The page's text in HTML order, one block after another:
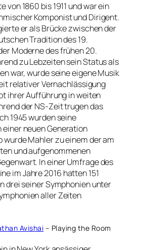
von 1860 bis 1911 und war ein
Komponist und Dirigent.
er als Brücke zwischen der
Tradition des 19.
Moderne des frühen 20.
zu Lebzeiten sein Status als
war, wurde seine eigene Musik
relativer Vernachlässigung
ihrer Aufführung in weiten
der NS-Zeit trugen das
1945 wurden seine
einer neuen Generation
Mahler zu einem der am
und aufgenommenen
In einer Umfrage des
im Jahre 2016 hatten 151
drei seiner Symphonien unter
aller Zeiten
Avishai – Playing the Room